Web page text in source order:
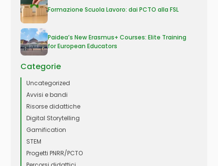
Formazione Scuola Lavoro: dai PCTO alla FSL
Paidea’s New Erasmus+ Courses: Elite Training
for European Educators
Categorie
Uncategorized
Avvisi e bandi
Risorse didattiche
Digital Storytelling
Gamification
STEM
Progetti PNRR/PCTO